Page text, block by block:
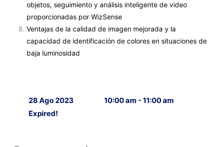
objetos, seguimiento y análisis inteligente de video
proporcionadas por WizSense
Ventajas de la calidad de imagen mejorada y la
capacidad de identificación de colores en situaciones de
baja luminosidad
28 Ago 2023
Expired!
10:00 am - 11:00 am